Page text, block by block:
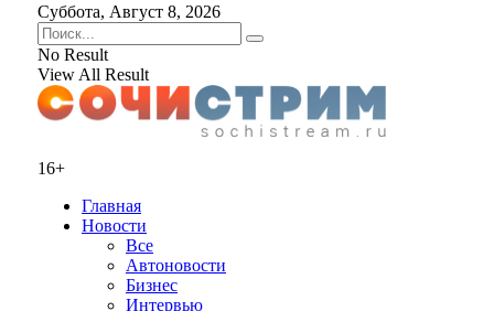
Суббота, Август 8, 2026
No Result
View All Result
16+
Главная
Новости
Все
Автоновости
Бизнес
Интервью